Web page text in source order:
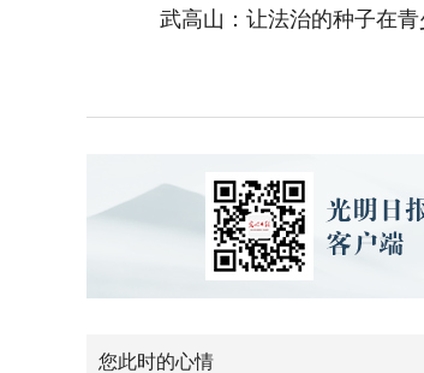
武高山：让法治的种子在青
您此时的心情